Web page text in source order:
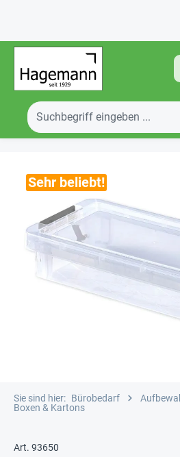
Sehr beliebt!
Sie sind hier: Bürobedarf
Boxen & Kartons
Art. 93650